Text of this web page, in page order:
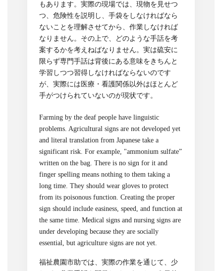
もあります。実際の現場では、現物を見せつ
つ、危険性を説明し、手袋をしなければなら
ないことを理解させてから、作業しなければ
なりません。その上で、どのような手話を考
案するかを考えねばなりません。実は硫安に
限らず専門手話は背後にある意味をきちんと
学習しつつ習得しなければならないのです
が、実際には医療・看護関係以外はほとんど
手がつけられていないのが現状です。
Farming by the deaf people have linguistic
problems. Agricultural signs are not developed yet
and literal translation from Japanese take a
significant risk. For example, "ammonium sulfate”
written on the bag. There is no sign for it and
finger spelling means nothing to them taking a
long time. They should wear gloves to protect
from its poisonous function. Creating the proper
sign should include easiness, speed, and function at
the same time. Medical signs and nursing signs are
under developing because they are socially
essential, but agriculture signs are not yet.
福祉農園市助では、実際の作業を通じて、少